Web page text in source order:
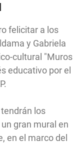
felicitar a los
y Gabriela
cultural "Muros
educativo por el
los
gran mural en
en el marco del